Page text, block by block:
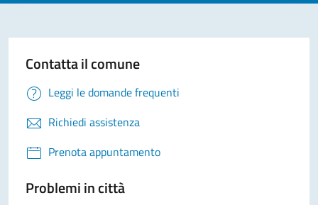
Contatta il comune
Leggi le domande frequenti
Richiedi assistenza
Prenota appuntamento
Problemi in città